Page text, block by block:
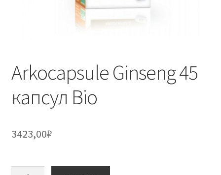
Arkocapsule Ginseng 45
капсул Bio
3423,00₽